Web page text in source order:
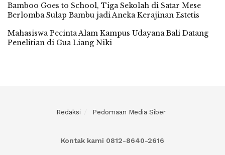
Bamboo Goes to School, Tiga Sekolah di Satar Mese
Berlomba Sulap Bambu jadi Aneka Kerajinan Estetis
Mahasiswa Pecinta Alam Kampus Udayana Bali Datang
Penelitian di Gua Liang Niki
Redaksi Pedomaan Media Siber
Kontak kami 0812-8640-2616